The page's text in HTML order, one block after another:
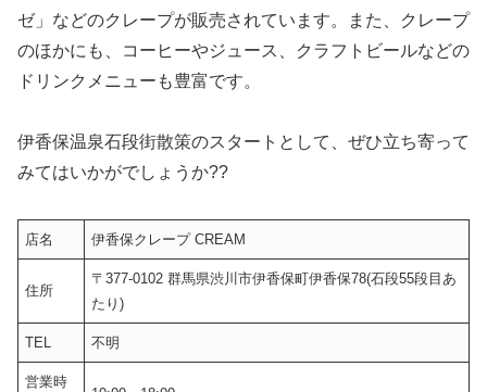
ゼ」などのクレープが販売されています。また、クレープ
のほかにも、コーヒーやジュース、クラフトビールなどの
ドリンクメニューも豊富です。
伊香保温泉石段街散策のスタートとして、ぜひ立ち寄って
みてはいかがでしょうか??
店名 伊香保クレープ CREAM
住所
〒377-0102 群馬県渋川市伊香保町伊香保78(石段55段目あ
たり)
TEL 不明
営業時